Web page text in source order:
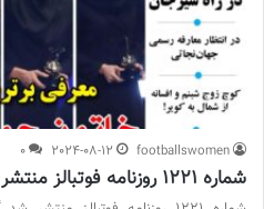
footballswomen
2024-08-12
0
شماره 1221 روزنامه فوتبالز منتشر شد